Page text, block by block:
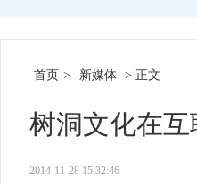
首页 > 新媒体 > 正文
树洞文化在
2014-11-28 15:32:46